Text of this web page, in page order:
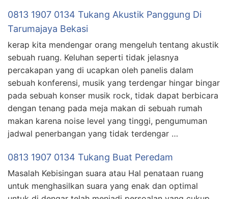
0813 1907 0134 Tukang Akustik Panggung Di
Tarumajaya Bekasi
kerap kita mendengar orang mengeluh tentang akustik
sebuah ruang. Keluhan seperti tidak jelasnya
percakapan yang di ucapkan oleh panelis dalam
sebuah konferensi, musik yang terdengar hingar bingar
pada sebuah konser musik rock, tidak dapat berbicara
dengan tenang pada meja makan di sebuah rumah
makan karena noise level yang tinggi, pengumuman
jadwal penerbangan yang tidak terdengar …
0813 1907 0134 Tukang Buat Peredam
Masalah Kebisingan suara atau Hal penataan ruang
untuk menghasilkan suara yang enak dan optimal